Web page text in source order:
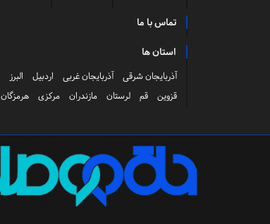
تماس با ما
استان ها
آذربایجان شرقی آذربایجان غربی اردبیل البرز
قزوین
قم لرستان مازندران مرکزی هرمزگان